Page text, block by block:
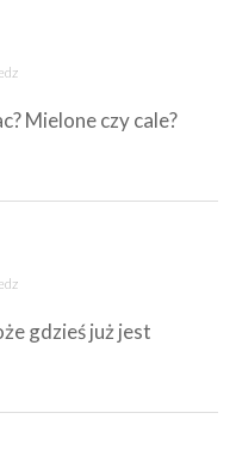
Mielone czy cale?
gdzieś już jest